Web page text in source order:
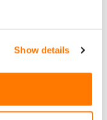
Show details
und